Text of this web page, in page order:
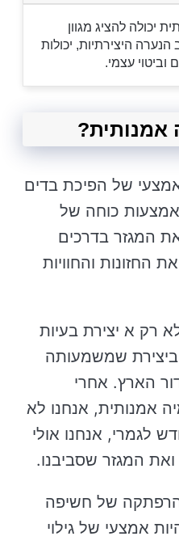
יכולה להציג מגוון
הנערה היצירתיות, יכולות
וביטוי עצמי.
של הפיכת בדים
כוחה של
את המגזר בדרכים
החזונות והחוויות
רק א יצירת בעיות
ביצירת שמשמעותה
הארץ. אחרי
אמנותית, אנחנו לא
לגמרי, אנחנו אולי
המגזר שסביבנו.
הרפתקה של חשיפה
אמצעי של גילוי